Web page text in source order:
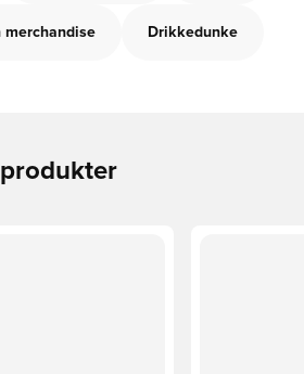
merchandise Drikkedunke